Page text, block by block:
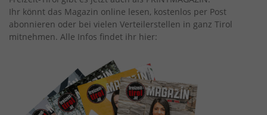
Ihr könnt das Magazin online lesen, kostenlos per Post
abonnieren oder bei vielen Verteilerstellen in ganz Tirol
mitnehmen. Alle Infos findet ihr hier: